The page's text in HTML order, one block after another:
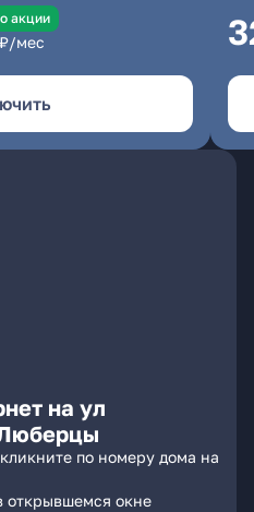
акции
₽/мес
на ул
по номеру дома на
открывшемся окне